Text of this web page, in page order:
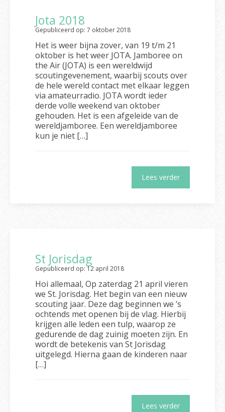
Jota 2018
Gepubliceerd op: 7 oktober 2018
Het is weer bijna zover, van 19 t/m 21
oktober is het weer JOTA. Jamboree on
the Air (JOTA) is een wereldwijd
scoutingevenement, waarbij scouts over
de hele wereld contact met elkaar leggen
via amateurradio. JOTA wordt ieder
derde volle weekend van oktober
gehouden. Het is een afgeleide van de
wereldjamboree. Een wereldjamboree
kun je niet […]
Lees verder
St Jorisdag
Gepubliceerd op: 12 april 2018
Hoi allemaal, Op zaterdag 21 april vieren
we St. Jorisdag. Het begin van een nieuw
scouting jaar. Deze dag beginnen we ’s
ochtends met openen bij de vlag. Hierbij
krijgen alle leden een tulp, waarop ze
gedurende de dag zuinig moeten zijn. En
wordt de betekenis van St Jorisdag
uitgelegd. Hierna gaan de kinderen naar
[…]
Lees verder